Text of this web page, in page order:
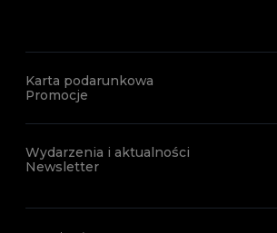
Karta podarunkowa
Promocje
Wydarzenia i aktualności
Newsletter